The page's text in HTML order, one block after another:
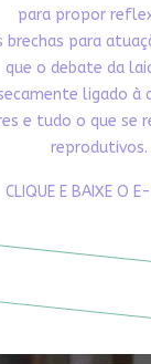
para propor
brechas para
que o debate da
ligado à
e tudo o que se
reprodutivos.
CLIQUE E BAIXE O